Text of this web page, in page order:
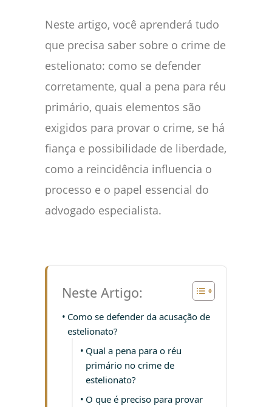
Neste artigo, você aprenderá tudo
que precisa saber sobre o crime de
estelionato: como se defender
corretamente, qual a pena para réu
primário, quais elementos são
exigidos para provar o crime, se há
fiança e possibilidade de liberdade,
como a reincidência influencia o
processo e o papel essencial do
advogado especialista.
Neste Artigo:
Como se defender da acusação de
estelionato?
Qual a pena para o réu
primário no crime de
estelionato?
O que é preciso para provar